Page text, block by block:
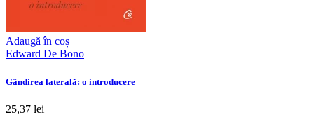
Adaugă în coș
Edward De Bono
Gândirea laterală: o introducere
25,37 lei